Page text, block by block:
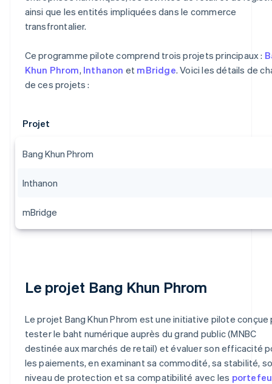
ainsi que les entités impliquées dans le commerce
transfrontalier.
Ce programme pilote comprend trois projets principaux :
Khun Phrom, Inthanon et mBridge. Voici les détails de
de ces projets :
Projet
Bang Khun Phrom
Inthanon
mBridge
Le projet Bang Khun Phrom
Le projet Bang Khun Phrom est une initiative pilote conçue
tester le baht numérique auprès du grand public (MNBC
destinée aux marchés de retail) et évaluer son efficacité
les paiements, en examinant sa commodité, sa stabilité,
niveau de protection et sa compatibilité avec les